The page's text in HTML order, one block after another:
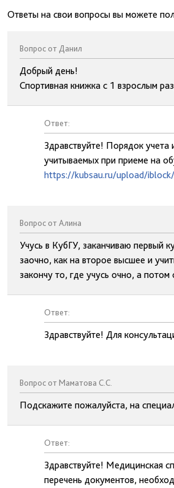
Ответы на свои вопросы вы можете
Вопрос от Данил
Добрый день!
Спортивная книжка с 1 взрослым
Ответ:
Здравствуйте! Порядок
учитываемых при приеме на
https://kubsau.ru/upload/
Вопрос от Алина
Учусь в КубГУ, заканчиваю первый
заочно, как на второе высшее и
закончу то, где учусь очно, а
Ответ:
Здравствуйте! Для
Вопрос от Маматова С.С.
Подскажите пожалуйста, на
Ответ:
Здравствуйте! Медицинская
перечень документов,